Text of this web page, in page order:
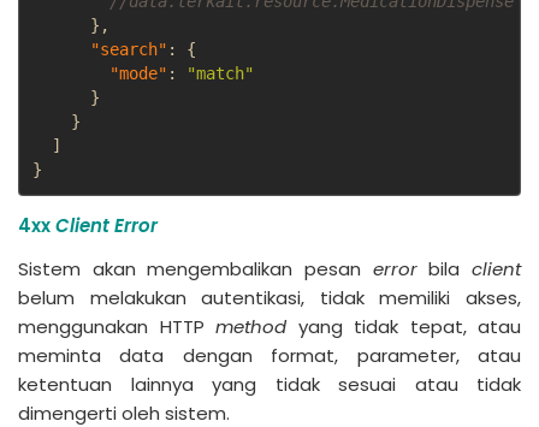
} ,
"search" :
{
"mode" :
"match"
}
}
]
}
4xxClient Error
Sistem akan mengembalikan pesan errorbilaclient
belum melakukan autentikasi, tidak memiliki akses,
menggunakan HTTP method yang tidak tepat, atau
meminta data dengan format, parameter, atau
ketentuan lainnya yang tidak sesuai atau tidak
dimengerti oleh sistem.